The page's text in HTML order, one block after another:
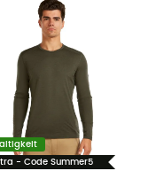
- Code Summer5